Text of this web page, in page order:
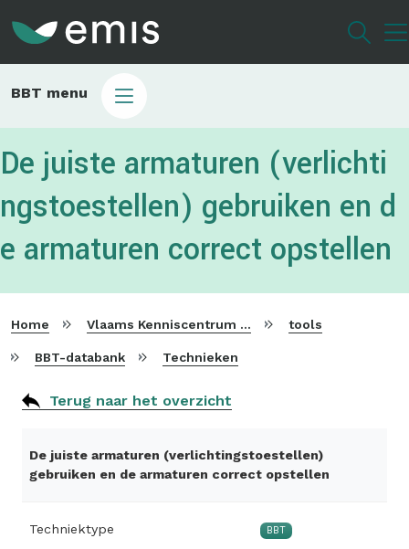
gaan
Main
BBT menu
De juiste armaturen (verlichti
ngstoestellen) gebruiken en d
e armaturen correct opstellen
Home Vlaams Kenniscentrum voor Beste Beschikbare Technieken tools
BBT-databank Technieken
Terug naar het overzicht
De juiste armaturen (verlichtingstoestellen)
gebruiken en de armaturen correct opstellen
Techniektype BBT